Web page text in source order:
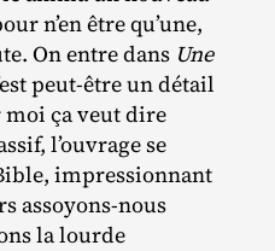
n’en être qu’une,
On entre dans Une
peut‐​être un détail
ça veut dire
l’ouvrage se
impressionnant
assoyons‐​nous
la lourde